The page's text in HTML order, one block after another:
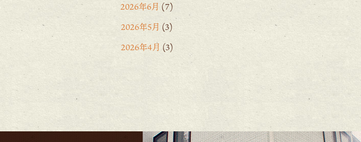
2026年6月 (7)
2026年5月 (3)
2026年4月 (3)
2025年12月(15)